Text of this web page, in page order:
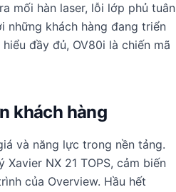
mối hàn laser, lỗi lớp phủ tuân
những khách hàng đang triển
đầy đủ, OV80i là chiến mã
khách hàng
và năng lực trong nền tảng.
NX 21 TOPS, cảm biến
của Overview. Hầu hết